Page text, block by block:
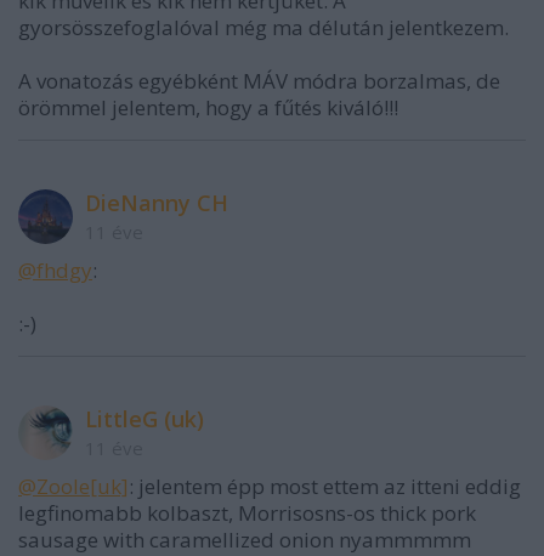
gyorsösszefoglalóval még ma délután jelentkezem.
A vonatozás egyébként MÁV módra borzalmas, de
örömmel jelentem, hogy a fűtés kiváló!!!
DieNanny CH
@fhdgy:
:-)
LittleG (uk)
@Zoole[uk]: jelentem épp most ettem az itteni eddig
legfinomabb kolbaszt, Morrisosns-os thick pork
sausage with caramellized onion nyammmmm